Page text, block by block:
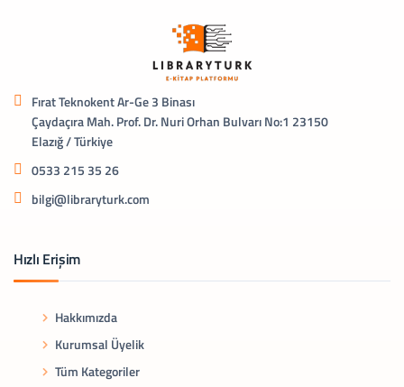
Fırat Teknokent Ar-Ge 3 Binası
Çaydaçıra Mah. Prof. Dr. Nuri Orhan Bulvarı No:1 23150
Elazığ / Türkiye
0533 215 35 26
bilgi@libraryturk.com
Hızlı Erişim
Hakkımızda
Kurumsal Üyelik
Tüm Kategoriler